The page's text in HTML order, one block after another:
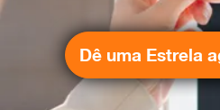
Dê uma Estrela